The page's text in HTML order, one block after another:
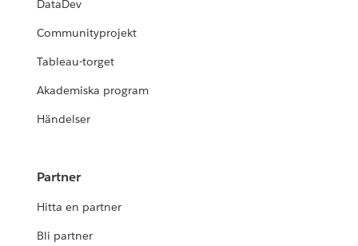
DataDev
Communityprojekt
Tableau-torget
Akademiska program
Händelser
Partner
Hitta en partner
Bli partner